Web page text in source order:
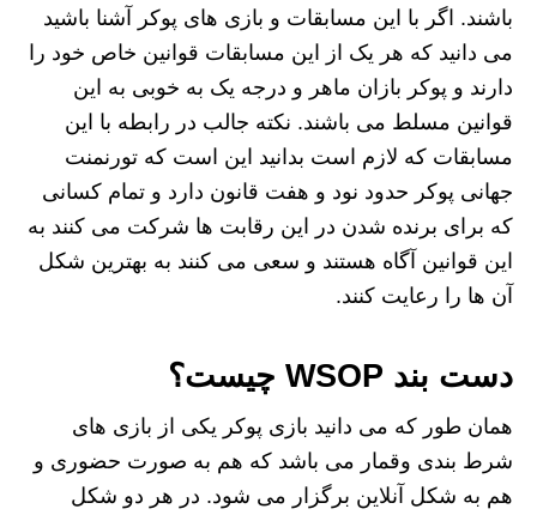
باشند. اگر با این مسابقات و بازی های پوکر آشنا باشید
می دانید که هر یک از این مسابقات قوانین خاص خود را
دارند و پوکر بازان ماهر و درجه یک به خوبی به این
قوانین مسلط می باشند. نکته جالب در رابطه با این
مسابقات که لازم است بدانید این است که تورنمنت
جهانی پوکر حدود نود و هفت قانون دارد و تمام کسانی
که برای برنده شدن در این رقابت ها شرکت می کنند به
این قوانین آگاه هستند و سعی می کنند به بهترین شکل
آن ها را رعایت کنند.
دست بند WSOP چیست؟
همان طور که می دانید بازی پوکر یکی از بازی های
شرط بندی وقمار می باشد که هم به صورت حضوری و
هم به شکل آنلاین برگزار می شود. در هر دو شکل